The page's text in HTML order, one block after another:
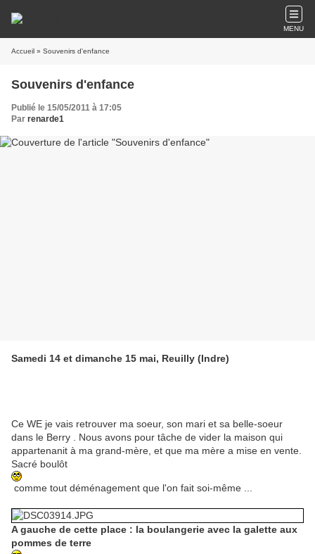
MENU
Accueil » Souvenirs d'enfance
Souvenirs d'enfance
Publié le 15/05/2011 à 17:05
Par renarde1
Samedi 14 et dimanche 15 mai, Reuilly (Indre)
Ce WE je vais retrouver ma soeur, son mari et sa belle-soeur
dans le Berry . Nous avons pour tâche de vider la maison qui
appartenanit à ma grand-mère, et que ma mère a mise en vente.
Sacré boulôt
comme tout déménagement que l'on fait soi-même ...
A gauche de cette place : la boulangerie avec la galette aux
pommes de terre